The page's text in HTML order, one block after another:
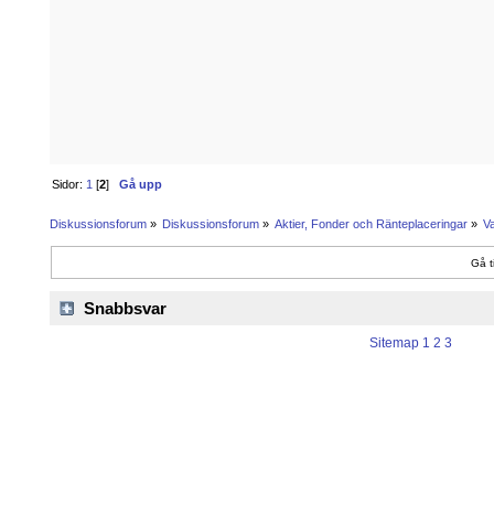
Sidor: 1 [2] Gå upp
Diskussionsforum» Diskussionsforum» Aktier, Fonder och Ränteplaceringar »
Gå
Snabbsvar
Sitemap 1 2 3